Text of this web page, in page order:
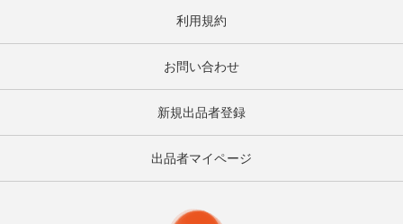
利用規約
お問い合わせ
新規出品者登録
出品者マイページ